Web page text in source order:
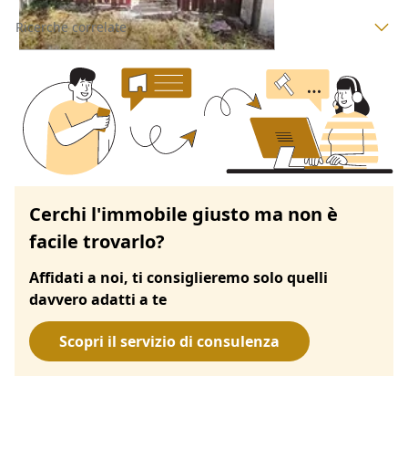
Ricerche correlate
Cerchi l'immobile giusto ma non è
facile trovarlo?
Affidati a noi, ti consiglieremo solo quelli
davvero adatti a te
Scopri il servizio di consulenza